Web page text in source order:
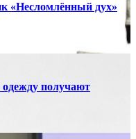
«Несломлённый дух»
получают